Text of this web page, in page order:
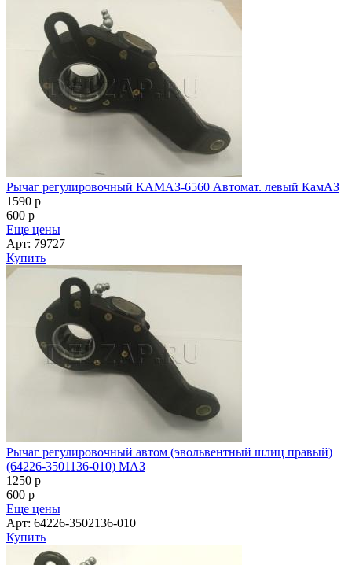
Рычаг регулировочный КАМАЗ-6560 Автомат. левый КамАЗ
1590 p
600 p
Еще цены
Арт: 79727
Купить
Рычаг регулировочный автом (эвольвентный шлиц правый)
(64226-3501136-010) МАЗ
1250 p
600 p
Еще цены
Арт: 64226-3502136-010
Купить